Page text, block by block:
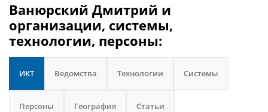
Ванюрский Дмитрий и
организации, системы,
технологии, персоны:
ИКТ Ведомства Технологии Системы
Персоны География Статьи